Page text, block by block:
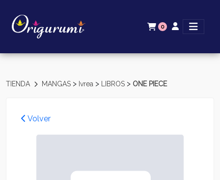
0
TIENDA MANGAS > Ivrea > LIBROS > ONE PIECE
Volver